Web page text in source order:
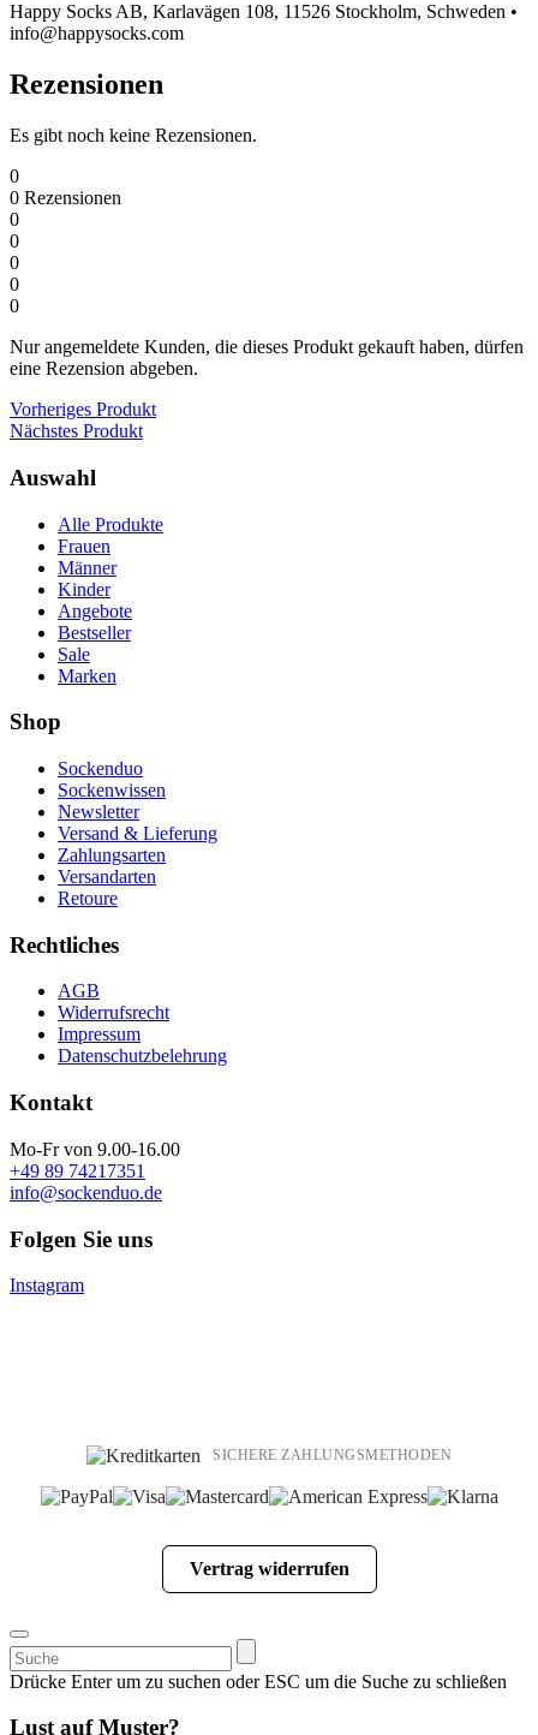
Happy Socks AB, Karlavägen 108, 11526 Stockholm, Schweden •
info@happysocks.com
Rezensionen
Es gibt noch keine Rezensionen.
0
0 Rezensionen
0
0
0
0
0
Nur angemeldete Kunden, die dieses Produkt gekauft haben, dürfen
eine Rezension abgeben.
Vorheriges Produkt
Nächstes Produkt
Auswahl
Alle Produkte
Frauen
Männer
Kinder
Angebote
Bestseller
Sale
Marken
Shop
Sockenduo
Sockenwissen
Newsletter
Versand & Lieferung
Zahlungsarten
Versandarten
Retoure
Rechtliches
AGB
Widerrufsrecht
Impressum
Datenschutzbelehrung
Kontakt
Mo-Fr von 9.00-16.00
+49 89 74217351
info@sockenduo.de
Folgen Sie uns
Instagram
SICHERE ZAHLUNGSMETHODEN
Vertrag widerrufen
Suchen
nach:
Drücke Enter um zu suchen oder ESC um die Suche zu schließen
Lust auf Muster?